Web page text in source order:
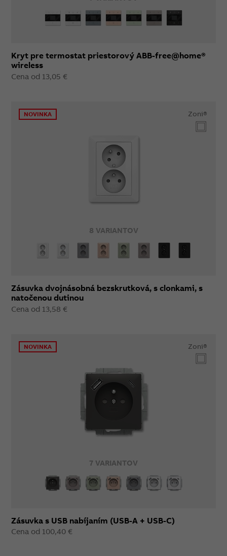
Kryt pre termostat priestorový ABB-free@home®
wireless
Cena od 13,05 €
8 VARIANTOV
NOVINKA Zoni®
Zásuvka dvojnásobná bezskrutková, s clonkami, s
natočenou dutinou
Cena od 13,58 €
7 VARIANTOV
NOVINKA Zoni®
Zásuvka s USB nabíjaním (USB-A + USB-C)
Cena od 100,40 €